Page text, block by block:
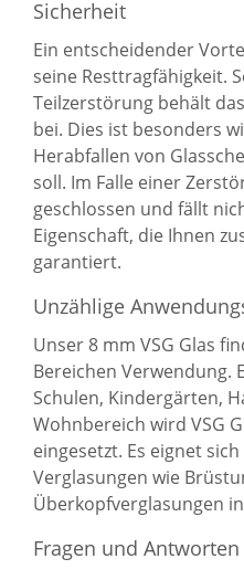
Sicherheit
Ein entscheidender
seine Resttragfähigkeit.
Teilzerstörung behält
bei. Dies ist besonders
Herabfallen von
soll. Im Falle einer
geschlossen und fällt
Eigenschaft, die Ihnen
garantiert.
Unzählige
Unser 8 mm VSG Glas
Bereichen Verwendung.
Schulen, Kindergärten,
Wohnbereich wird VSG
eingesetzt. Es eignet
Verglasungen wie
Überkopfverglasungen
Fragen und Antworten